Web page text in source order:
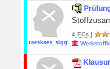
raeskaes_siggi
4 ECs |